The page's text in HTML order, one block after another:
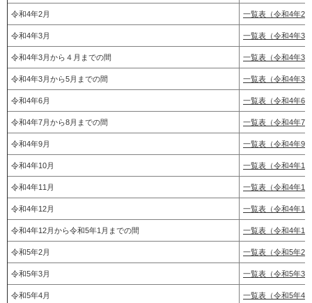
令和4年2月 一覧表（令和4年2月
令和4年3月 一覧表（令和4年3
令和4年3月から４月までの間 一覧表（令和4年3
令和4年3月から5月までの間 一覧表（令和4年3
令和4年6月 一覧表（令和4年6
令和4年7月から8月までの間 一覧表（令和4年7
令和4年9月 一覧表（令和4年9
令和4年10月 一覧表（令和4年10
令和4年11月 一覧表（令和4年11
令和4年12月 一覧表（令和4年12
令和4年12月から令和5年1月までの間 一覧表（令和4年12
令和5年2月 一覧表（令和5年2
令和5年3月 一覧表（令和5年3
令和5年4月 一覧表（令和5年4